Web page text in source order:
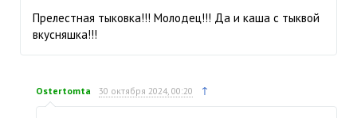
Прелестная тыковка!!! Молодец!!! Да и каша с тыквой
вкусняшка!!!
Ostertomta 30 октября 2024, 00:20 ↑